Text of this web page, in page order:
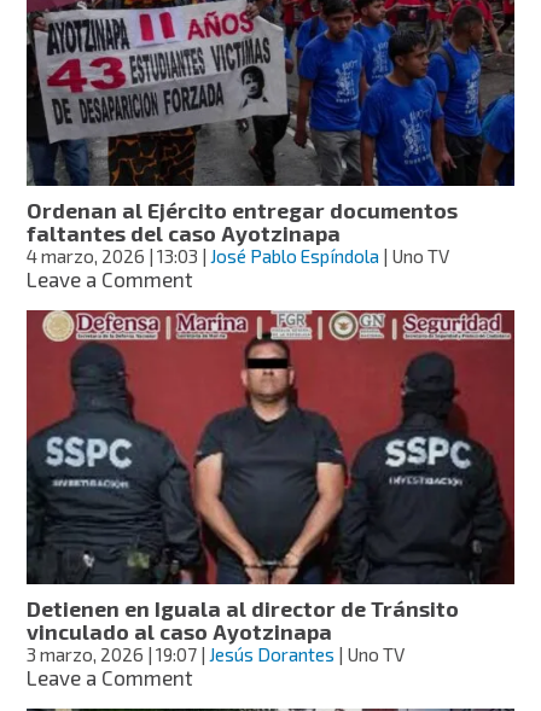
de
expertos
del
GIEI
para
caso
Ayotzinapa
Ordenan al Ejército entregar documentos
faltantes del caso Ayotzinapa
4 marzo, 2026 | 13:03 José Pablo Espíndola | Uno TV
Leave a Commenton
al
Ejército
entregar
documentos
faltantes
del
caso
Ayotzinapa
Detienen en Iguala al director de Tránsito
vinculado al caso Ayotzinapa
3 marzo, 2026 | 19:07 | Jesús Dorantes | Uno TV
Leave a Commenton